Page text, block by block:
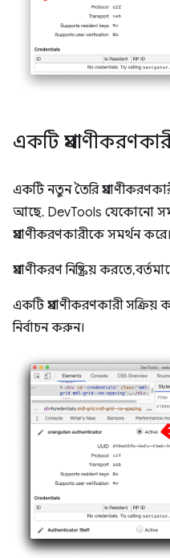
একটি
একটি নতুন তৈরি
আছে. DevTools যেকোনো
প্রমাণীকরণকারীকে সমর্থন করে।
প্রমাণীকরণ নিষ্ক্রিয় করতে,
একটি প্রমাণীকরণকারী সক্রিয়
নির্বাচন করুন।